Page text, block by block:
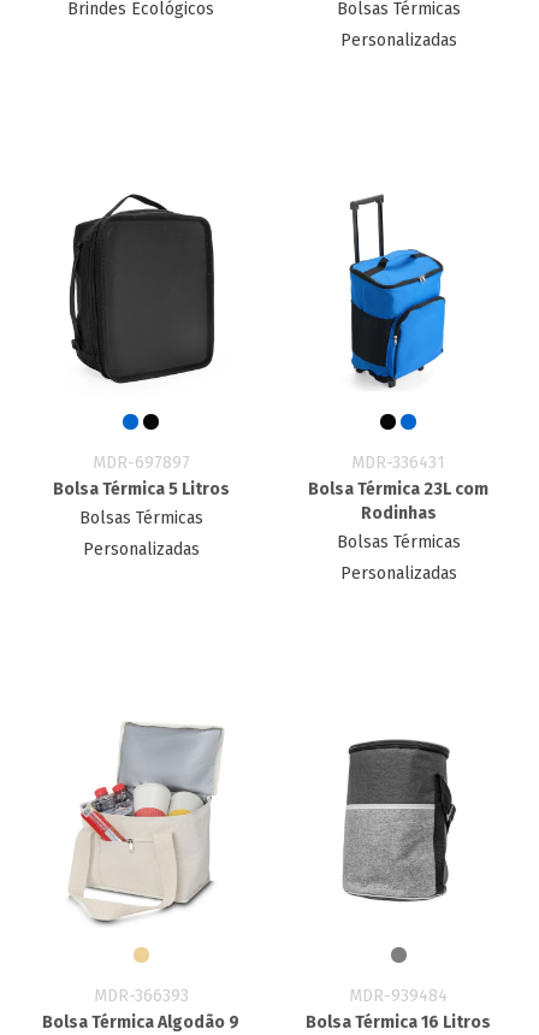
Brindes Ecológicos
Bolsas Térmicas
Personalizadas
MDR-697897
Bolsa Térmica 5 Litros
Bolsas Térmicas
Personalizadas
MDR-336431
Bolsa Térmica 23L com
Rodinhas
Bolsas Térmicas
Personalizadas
MDR-366393
Bolsa Térmica Algodão 9
MDR-939484
Bolsa Térmica 16 Litros